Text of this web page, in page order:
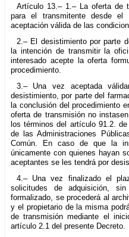
Artículo 13.– 1.– La oferta de
para el transmitente desde
aceptación válida de las
2.– El desistimiento por parte
la intención de transmitir la
interesado acepte la oferta
procedimiento.
3.– Una vez aceptada
desistimiento, por parte del
la conclusión del procedimiento
oferta de transmisión no
los términos del artículo 91.2.
de las Administraciones
Común. En caso de que la
únicamente con quienes hayan
aceptantes se les tendrá por
4.– Una vez finalizado el
solicitudes de adquisición,
formalizado, se procederá al
y el propietario de la misma
de transmisión mediante el
artículo 2.1 del presente Decreto.